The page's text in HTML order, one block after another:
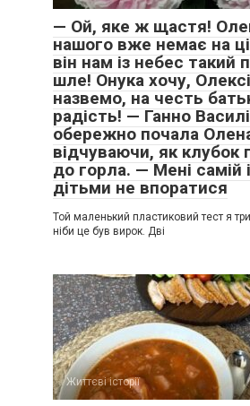
— Ой, яке ж щастя!
нашого вже немає на
він нам із небес такий
шле! Онука хочу,
назвемо, на честь
радість! — Ганно
обережно почала
відчуваючи, як клубок
до горла. — Мені самій
дітьми не впоратися
Той маленький пластиковий тест я
ніби це був вирок. Дві
Життєві історії